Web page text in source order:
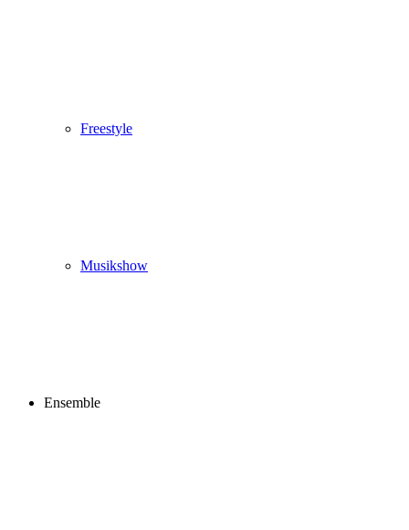
Freestyle
Musikshow
Ensemble